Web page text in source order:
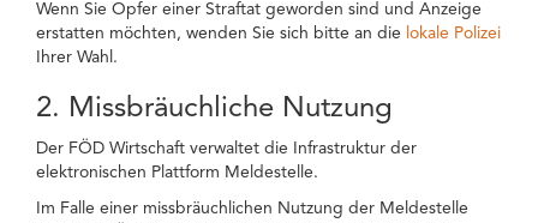
Wenn Sie Opfer einer Straftat geworden sind und Anzeige
erstatten möchten, wenden Sie sich bitte an die lokale Polizei
Ihrer Wahl.
2. Missbräuchliche Nutzung
Der FÖD Wirtschaft verwaltet die Infrastruktur der
elektronischen Plattform Meldestelle.
Im Falle einer missbräuchlichen Nutzung der Meldestelle